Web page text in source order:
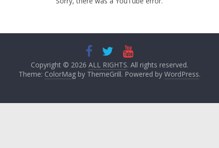
Copyright © 2026 ALL RIGHTS. All rights reserved.
Theme: ColorMagby ThemeGrill. Powered by WordPress.